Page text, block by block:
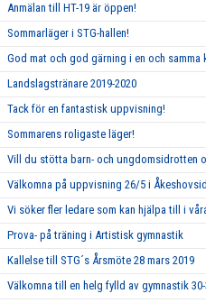
Anmälan till HT-19 är öppen!
Sommarläger i STG-hallen!
God mat och god gärning i en och samma
Landslagstränare 2019-2020
Tack för en fantastisk uppvisning!
Sommarens roligaste läger!
Vill du stötta barn- och ungdomsidrotten
Välkomna på uppvisning 26/5 i
Vi söker fler ledare som kan hjälpa till i
Prova- på träning i Artistisk gymnastik
Kallelse till STG´s Årsmöte 28 mars 2019
Välkomna till en helg fylld av gymnastik